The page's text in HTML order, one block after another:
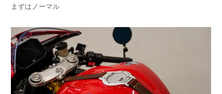
まずはノーマル